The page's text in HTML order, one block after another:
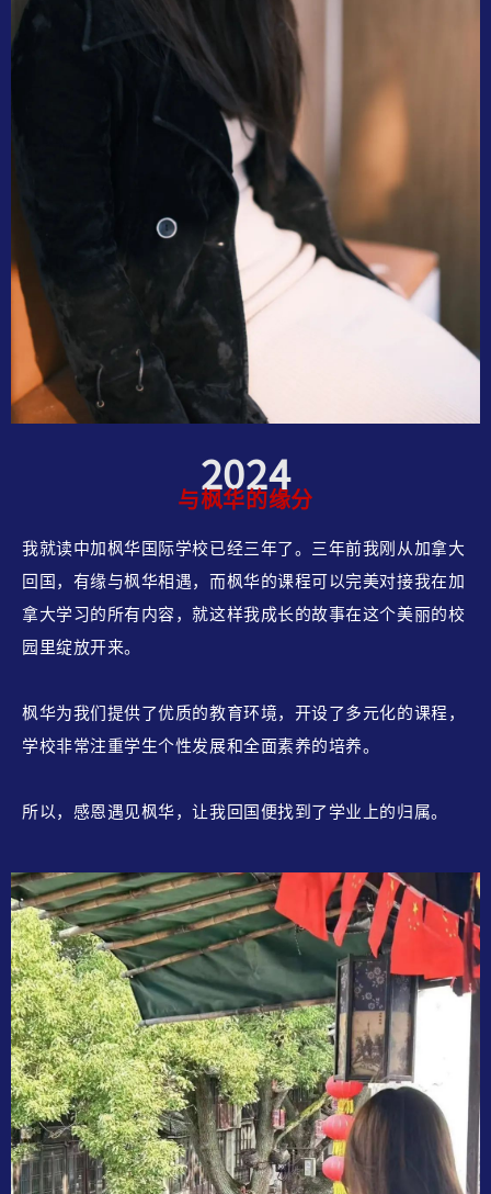
2024
与枫华的缘分
我就读中加枫华国际学校已经三年了。三年前我刚从加拿大
回国，有缘与枫华相遇，而枫华的课程可以完美对接我在加
拿大学习的所有内容，就这样我成长的故事在这个美丽的校
园里绽放开来。
枫华为我们提供了优质的教育环境，开设了多元化的课程，
学校非常注重学生个性发展和全面素养的培养。
所以，感恩遇见枫华，让我回国便找到了学业上的归属。